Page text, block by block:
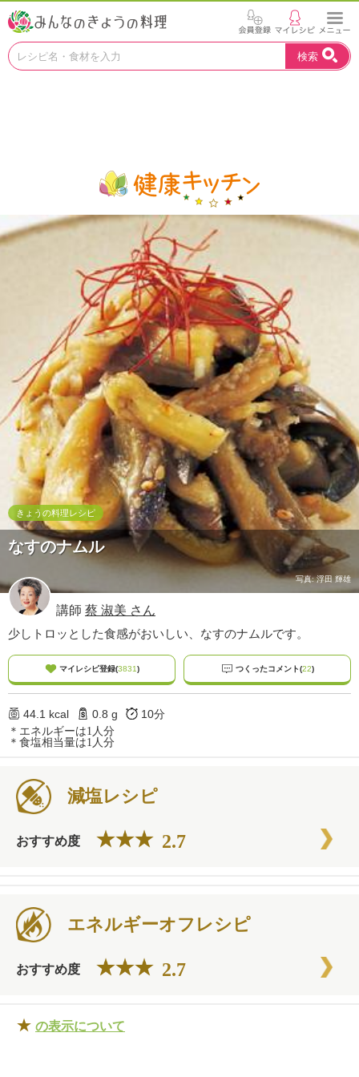
お
見
つ
う
。
N
H
K
エ
デ
ュ
ケ
ー
シ
ョ
ナ
ル
「
み
ん
な
の
き
う
料
」
検索
きょうの料理レシピ
なすのナムル
写真: 浮田 輝雄
講師 蔡 淑美 さん
少しトロッとした食感がおいしい、なすのナムルです。
マイレシピ登録(3831) つくったコメント(22)
44.1 kcal 0.8 g 10分
＊エネルギーは1人分
＊食塩相当量は1人分
減塩レシピ
おすすめ度 2.7
エネルギーオフレシピ
おすすめ度 2.7
★ の表示について